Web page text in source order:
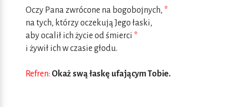
Oczy Pana zwrócone na bogobojnych, *
na tych, którzy oczekują Jego łaski,
aby ocalił ich życie od śmierci *
i żywił ich w czasie głodu.
Refren: Okaż swą łaskę ufającym Tobie.